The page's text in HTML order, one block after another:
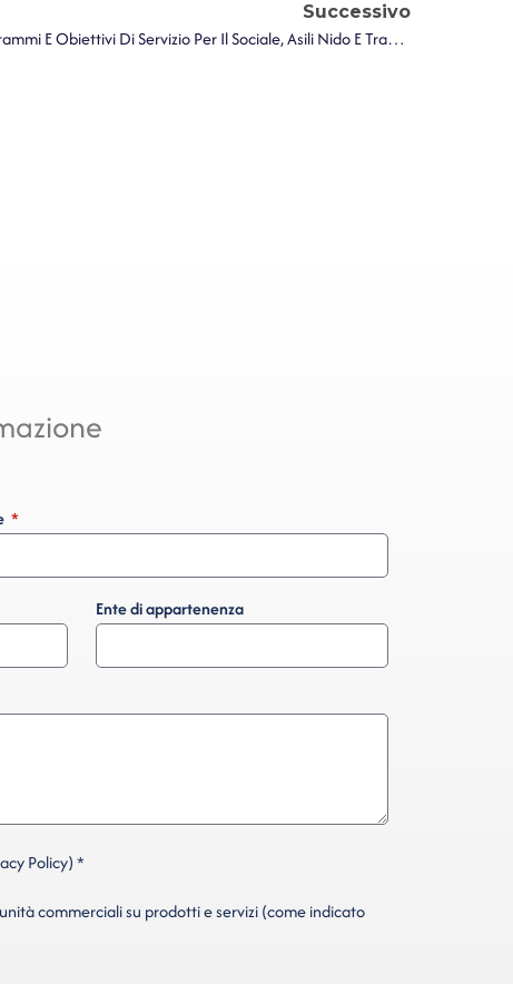
Successivo
Aggiornamento Su Cronoprogrammi E Obiettivi Di Servizio Per Il Sociale, Asili Nido E Trasporto Studenti Disabili
Ente di appartenenza
Policy) *
commerciali su prodotti e servizi (come indicato